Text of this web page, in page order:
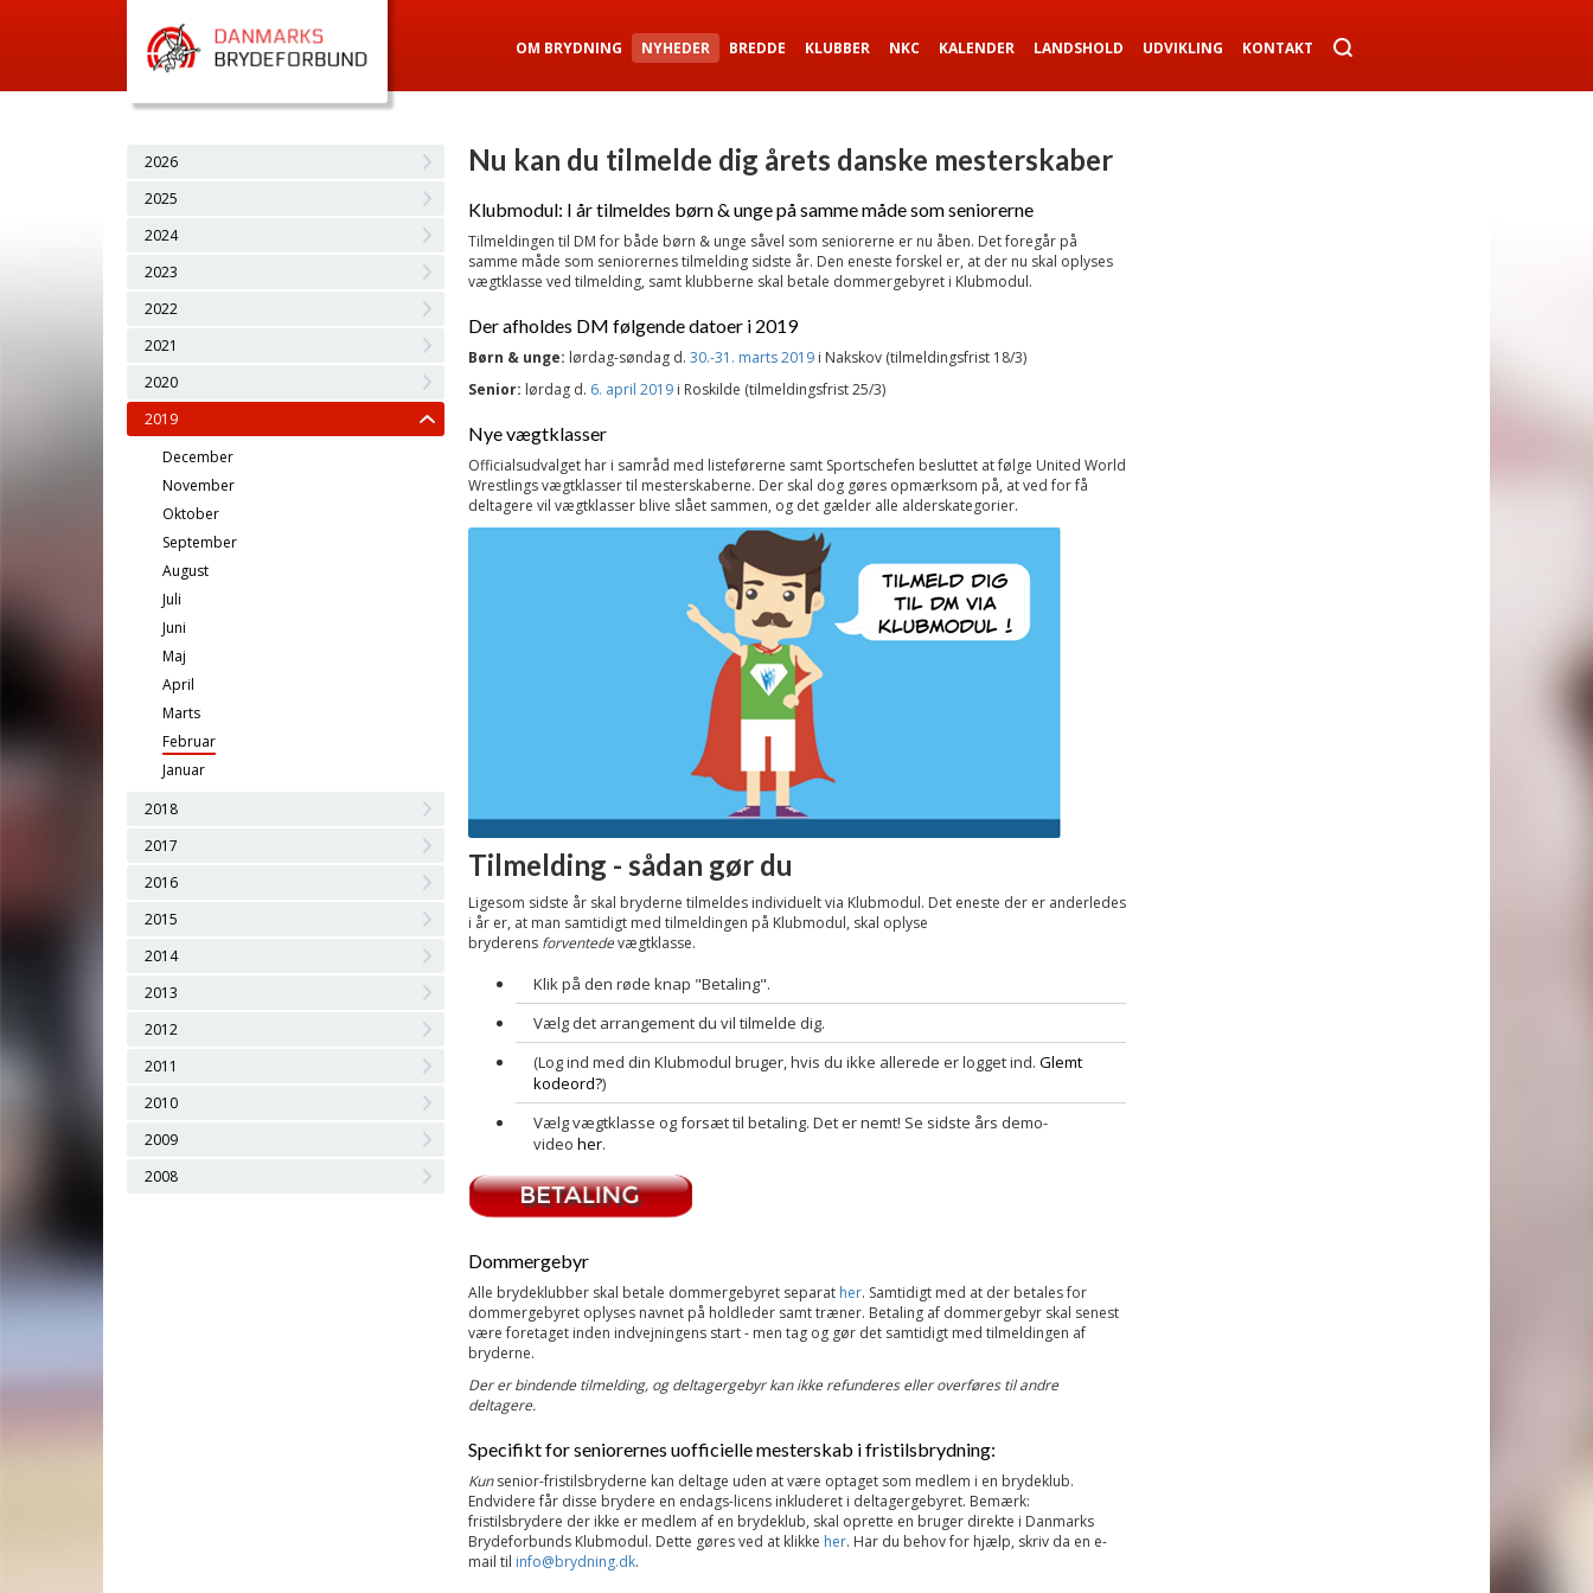
OM BRYDNING NYHEDER BREDDE KLUBBER NKC KALENDER LANDSHOLD UDVIKLING KONTAKT
2026
2025
2024
2023
2022
2021
2020
2019
December
November
Oktober
September
August
Juli
Juni
Maj
April
Marts
Februar
Januar
2018
2017
2016
2015
2014
2013
2012
2011
2010
2009
2008
Nu kan du tilmelde dig årets danske mesterskaber
Klubmodul: I år tilmeldes børn & unge på samme måde som seniorerne
Tilmeldingen til DM for både børn & unge såvel som seniorerne er nu åben. Det foregår på
samme måde som seniorernes tilmelding sidste år. Den eneste forskel er, at der nu skal oplyses
vægtklasse ved tilmelding, samt klubberne skal betale dommergebyret i Klubmodul.
Der afholdes DM følgende datoer i 2019
Børn & unge: lørdag-søndag d. 30.-31. marts 2019i Nakskov (tilmeldingsfrist 18/3)
Senior: lørdag d. 6. april 2019i Roskilde (tilmeldingsfrist 25/3)
Nye vægtklasser
Officialsudvalget har i samråd med listeførerne samt Sportschefen besluttet at følge United World
Wrestlings vægtklasser til mesterskaberne. Der skal dog gøres opmærksom på, at ved for få
deltagere vil vægtklasser blive slået sammen, og det gælder alle alderskategorier.
Tilmelding - sådan gør du
Ligesom sidste år skal bryderne tilmeldes individuelt via Klubmodul. Det eneste der er anderledes
i år er, at man samtidigt med tilmeldingen på Klubmodul, skal oplyse
bryderens forventedevægtklasse.
Klik på den røde knap "Betaling".
Vælg det arrangement du vil tilmelde dig.
(Log ind med din Klubmodul bruger, hvis du ikke allerede er logget ind. Glemt
kodeord?)
Vælg vægtklasse og forsæt til betaling. Det er nemt! Se sidste års demo-
video her.
Dommergebyr
Alle brydeklubber skal betale dommergebyret separat her. Samtidigt med at der betales for
dommergebyret oplyses navnet på holdleder samt træner. Betaling af dommergebyr skal senest
være foretaget inden indvejningens start - men tag og gør det samtidigt med tilmeldingen af
bryderne.
Der er bindende tilmelding, og deltagergebyr kan ikke refunderes eller overføres til andre
deltagere.
Specifikt for seniorernes uofficielle mesterskab i fristilsbrydning:
Kunsenior-fristilsbryderne kan deltage uden at være optaget som medlem i en brydeklub.
Endvidere får disse brydere en endags-licens inkluderet i deltagergebyret. Bemærk:
fristilsbrydere der ikke er medlem af en brydeklub, skal oprette en bruger direkte i Danmarks
Brydeforbunds Klubmodul. Dette gøres ved at klikke her. Har du behov for hjælp, skriv da en e-
mail til info@brydning.dk.